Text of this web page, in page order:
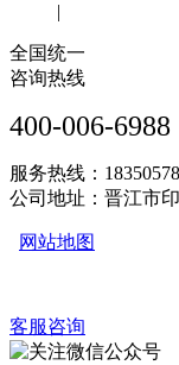
|
全国统一
咨询热线
400-006-6988
服务热线：
公司地址：晋江市
网站地图
客服咨询